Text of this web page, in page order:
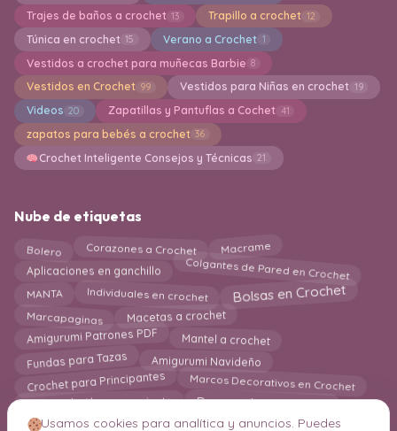
Trajes de baños a crochet 13 Trapillo a crochet 12
Túnica en crochet 15 Verano a Crochet 1
Vestidos a crochet para muñecas Barbie 8
Vestidos en Crochet 99 Vestidos para Niñas en crochet 19
Videos 20 Zapatillas y Pantuflas a Cochet 41
zapatos para bebés a crochet 36
Crochet Inteligente Consejos y Técnicas 21
Nube de etiquetas
Bolero Corazones a Crochet Macrame
Aplicaciones en ganchillo Colgantes de Pared en Crochet
MANTA Individuales en crochet Bolsas en Crochet
Marcapaginas Macetas a crochet
Amigurumi Patrones PDF Mantel a crochet
Fundas para Tazas Amigurumi Navideño
Crochet para Principantes Marcos Decorativos en Crochet
Cestas de Almacenamiento Decoración en Crochet
Calentadores Almohadas Cojines Puf
Usamos cookies para analítica y anuncios. Puedes